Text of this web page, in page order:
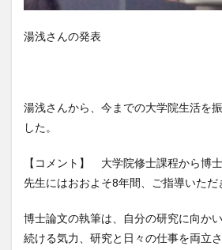
湯浅さんの発表
湯浅さんから、今までの大学院生活を
した。
【コメント】 大学院修士課程から博
先生にはおおよそ8年間、ご指導いただ
博士論文の執筆は、自分の研究に向か
続ける気力、研究と日々の仕事を両立